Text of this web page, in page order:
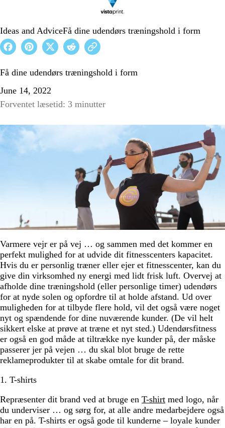
Ideas and AdviceFå dine udendørs træningshold i form
Få dine udendørs træningshold i form
June 14, 2022
Forventet læsetid: 3 minutter
Varmere vejr er på vej … og sammen med det kommer en
perfekt mulighed for at udvide dit fitnesscenters kapacitet.
Hvis du er personlig træner eller ejer et fitnesscenter, kan du
give din virksomhed ny energi med lidt frisk luft. Overvej at
afholde dine træningshold (eller personlige timer) udendørs
for at nyde solen og opfordre til at holde afstand. Ud over
muligheden for at tilbyde flere hold, vil det også være noget
nyt og spændende for dine nuværende kunder. (De vil helt
sikkert elske at prøve at træne et nyt sted.) Udendørsfitness
er også en god måde at tiltrække nye kunder på, der måske
passerer jer på vejen … du skal blot bruge de rette
reklameprodukter til at skabe omtale for dit brand.
1. T-shirts
Repræsenter dit brand ved at bruge en T-shirt med logo, når
du underviser … og sørg for, at alle andre medarbejdere også
har en på. T-shirts er også gode til kunderne – loyale kunder